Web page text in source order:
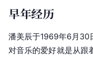
早年经历
潘美辰于1969年6月30
对音乐的爱好就是从跟